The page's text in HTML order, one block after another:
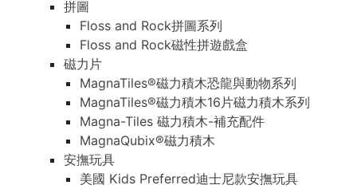
拼圖
Floss and Rock拼圖系列
Floss and Rock磁性拼遊戲盒
磁力片
MagnaTiles®磁力積木恐龍與動物系列
MagnaTiles®磁力積木16片磁力積木系列
Magna-Tiles 磁力積木-補充配件
MagnaQubix®磁力積木
安撫玩具
美國 Kids Preferred迪士尼款安撫玩具